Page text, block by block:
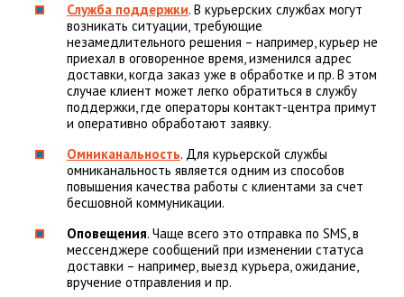
Служба поддержки. В курьерских службах могут
возникать ситуации, требующие
незамедлительного решения – например, курьер не
приехал в оговоренное время, изменился адрес
доставки, когда заказ уже в обработке и пр. В этом
случае клиент может легко обратиться в службу
поддержки, где операторы контакт-центра примут
и оперативно обработают заявку.
Омниканальность. Для курьерской службы
омниканальность является одним из способов
повышения качества работы с клиентами за счет
бесшовной коммуникации.
Оповещения. Чаще всего это отправка по SMS, в
мессенджере сообщений при изменении статуса
доставки – например, выезд курьера, ожидание,
вручение отправления и пр.